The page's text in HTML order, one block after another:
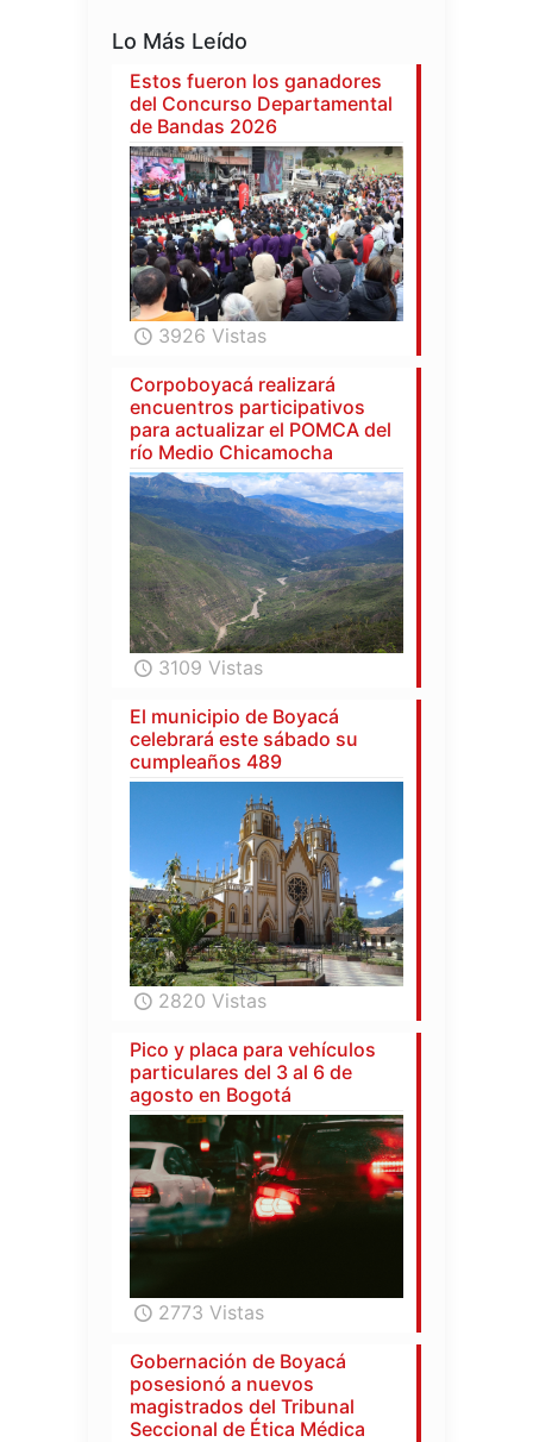
Lo Más Leído
Estos fueron los ganadores
del Concurso Departamental
de Bandas 2026
3926 Vistas
Corpoboyacá realizará
encuentros participativos
para actualizar el POMCA del
río Medio Chicamocha
3109 Vistas
El municipio de Boyacá
celebrará este sábado su
cumpleaños 489
2820 Vistas
Pico y placa para vehículos
particulares del 3 al 6 de
agosto en Bogotá
2773 Vistas
Gobernación de Boyacá
posesionó a nuevos
magistrados del Tribunal
Seccional de Ética Médica